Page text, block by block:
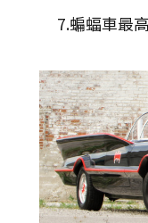
7.蝙蝠車最